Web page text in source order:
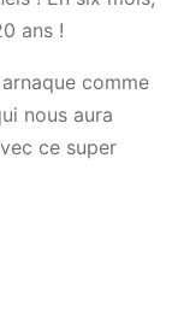
ans !
comme
nous aura
ce super